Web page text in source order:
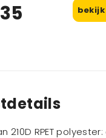
bekijk
210D RPET